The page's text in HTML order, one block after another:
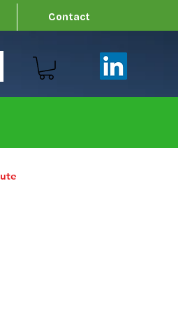
Contact